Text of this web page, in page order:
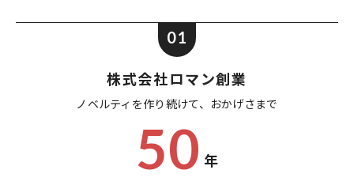
01
株式会社ロマン創業
ノベルティを作り続けて、 おかげさまで
50 年